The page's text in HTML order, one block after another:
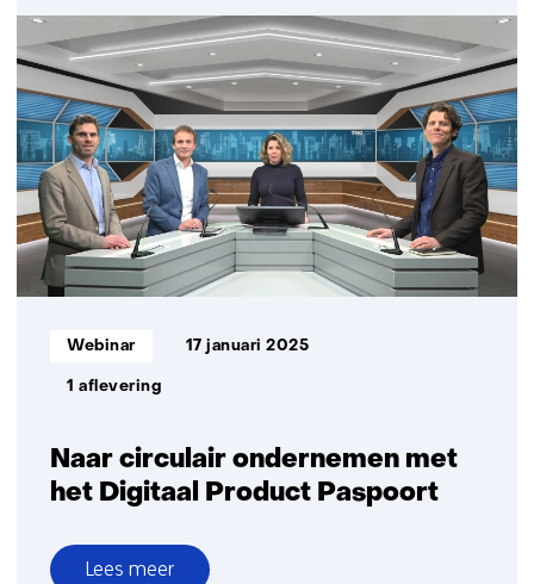
Samenwerken
voor
wederzijdse
vooruitgang
Naar circulair ondernemen met
het Digitaal Product Paspoort
Informatietype:
Webinar 17 januari 2025
1 aflevering
Lees meer